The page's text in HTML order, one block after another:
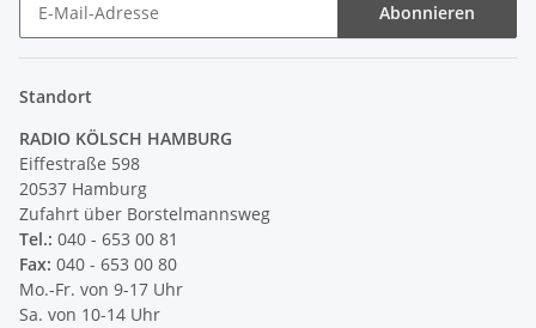
Abonnieren
Standort
RADIO KÖLSCH HAMBURG
Eiffestraße 598
20537 Hamburg
Zufahrt über Borstelmannsweg
Tel.: 040 - 653 00 81
Fax: 040 - 653 00 80
Mo.-Fr. von 9-17 Uhr
Sa. von 10-14 Uhr